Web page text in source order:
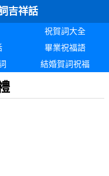
吉祥話
祝賀詞大全
畢業祝福語
結婚賀詞祝福